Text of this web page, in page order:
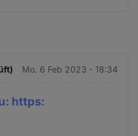
Mo. 6 Feb 2023 - 18:34
https: